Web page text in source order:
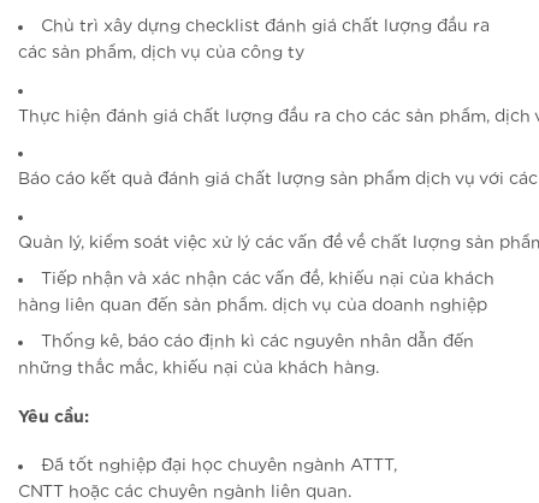
Chủ trì xây dựng checklist đánh giá chất lượng đầu ra
các sản phẩm, dịch vụ của công ty
Thực hiện đánh giá chất lượng đầu ra cho các sản phẩm,
Báo cáo kết quả đánh giá chất lượng sản phẩm dịch vụ với
Quản lý, kiểm soát việc xử lý các vấn đề về chất lượng sản
Tiếp nhận và xác nhận các vấn đề, khiếu nại của khách
hàng liên quan đến sản phẩm. dịch vụ của doanh nghiệp
Thống kê, báo cáo định kì các nguyên nhân dẫn đến
những thắc mắc, khiếu nại của khách hàng.
Yêu cầu:
Đã tốt nghiệp đại học chuyên ngành ATTT,
CNTT hoặc các chuyên ngành liên quan.